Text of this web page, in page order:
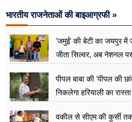
भारतीय राजनेताओं की बाइआग्रफी »
'जमुई' की बेटी का जयपुर में
जीता सिल्वर, अब नेशनल पर
पीपल बाबा की 'पीपल की
निकलेगा हरियाली का रास्ता
वकील से सीएम की कुर्सी